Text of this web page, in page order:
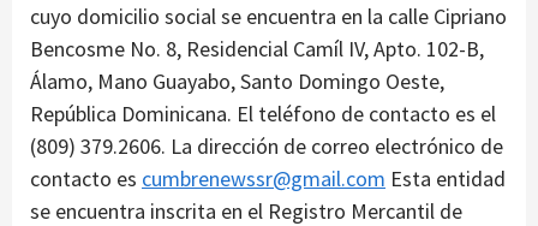
cuyo domicilio social se encuentra en la calle Cipriano
Bencosme No. 8, Residencial Camíl IV, Apto. 102-B,
Álamo, Mano Guayabo, Santo Domingo Oeste,
República Dominicana. El teléfono de contacto es el
(809) 379.2606. La dirección de correo electrónico de
contacto es cumbrenewssr@gmail.com Esta entidad
se encuentra inscrita en el Registro Mercantil de